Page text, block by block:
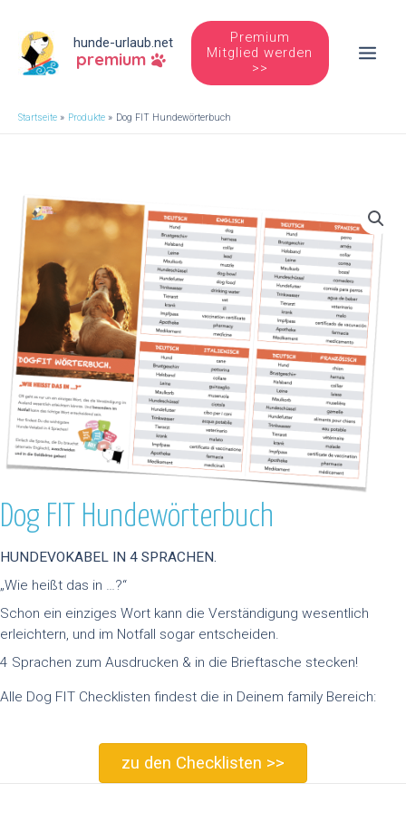
Inhalt
springen
hunde-urlaub.net
premium
Premium
Mitglied werden
>>
Startseite Produkte Dog FIT Hundewörterbuch
Dog FIT Hundewörterbuch
HUNDEVOKABEL IN 4 SPRACHEN.
„Wie heißt das in …?“
Schon ein einziges Wort kann die Verständigung wesentlich
erleichtern, und im Notfall sogar entscheiden.
4 Sprachen zum Ausdrucken & in die Brieftasche stecken!
Alle Dog FIT Checklisten findest die in Deinem family Bereich:
zu den Checklisten >>